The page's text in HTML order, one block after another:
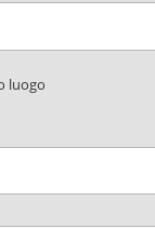
luogo